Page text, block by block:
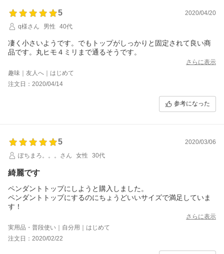
5
2020/04/20
q様さん
男性 40代
凄く小さいようです。でもトップがしっかりと固定されて良い商
品です。丸ヒモ４ミリまで通るそうです。
さらに表示
趣味｜友人へ｜はじめて
注文日：2020/04/14
参考になった
5
2020/03/06
ぽちまろ。。。さん
女性 30代
綺麗です
ペンダントトップにしようと購入しました。
ペンダントトップにするのにちょうどいいサイズで満足していま
す！
さらに表示
実用品・普段使い｜自分用｜はじめて
注文日：2020/02/22